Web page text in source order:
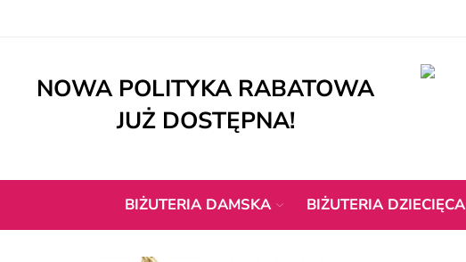
NOWA POLITYKA RABATOWA
JUŻ DOSTĘPNA!
BIŻUTERIA DAMSKA BIŻUTERIA DZIECIĘCA